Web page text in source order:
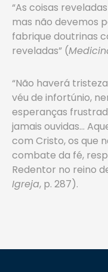
“As coisas
mas não devemos
fabrique doutrinas
reveladas” (
“Não haverá
véu de infortúnio,
esperanças
jamais ouvidas…
com Cristo, os que
combate da fé,
Redentor no reino
Igreja, p. 287).